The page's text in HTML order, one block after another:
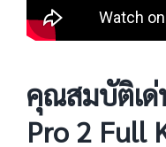
คุณสมบัติเด่
Pro 2 Full